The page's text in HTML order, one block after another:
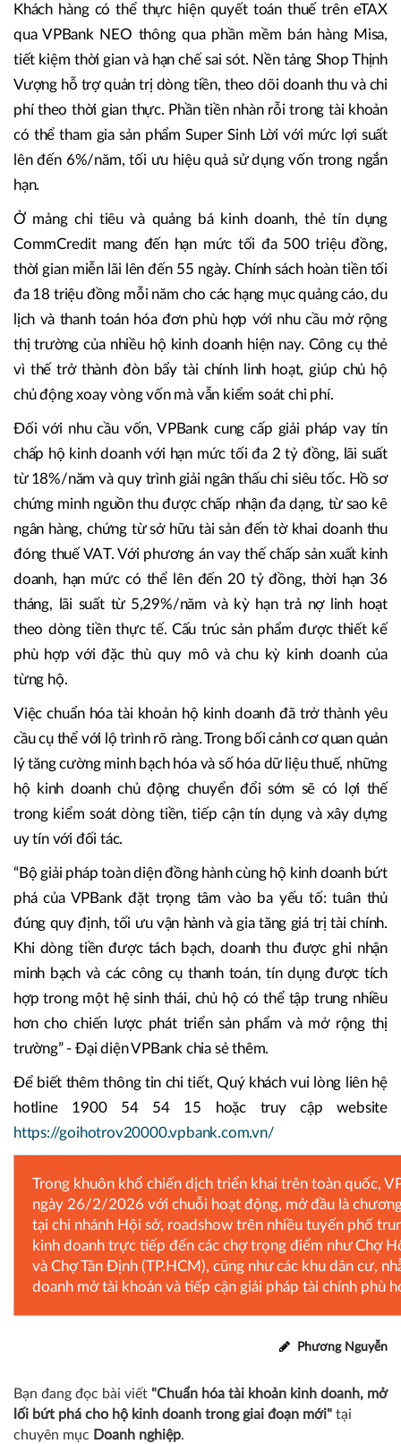
Khách hàng có thể thực hiện quyết toán thuế trên eTAX
qua VPBank NEO thông qua phần mềm bán hàng Misa,
tiết kiệm thời gian và hạn chế sai sót. Nền tảng Shop Thịnh
Vượng hỗ trợ quản trị dòng tiền, theo dõi doanh thu và chi
phí theo thời gian thực. Phần tiền nhàn rỗi trong tài khoản
có thể tham gia sản phẩm Super Sinh Lời với mức lợi suất
lên đến 6%/năm, tối ưu hiệu quả sử dụng vốn trong ngắn
hạn.
Ở mảng chi tiêu và quảng bá kinh doanh, thẻ tín dụng
CommCredit mang đến hạn mức tối đa 500 triệu đồng,
thời gian miễn lãi lên đến 55 ngày. Chính sách hoàn tiền tối
đa 18 triệu đồng mỗi năm cho các hạng mục quảng cáo, du
lịch và thanh toán hóa đơn phù hợp với nhu cầu mở rộng
thị trường của nhiều hộ kinh doanh hiện nay. Công cụ thẻ
vì thế trở thành đòn bẩy tài chính linh hoạt, giúp chủ hộ
chủ động xoay vòng vốn mà vẫn kiểm soát chi phí.
Đối với nhu cầu vốn, VPBank cung cấp giải pháp vay tín
chấp hộ kinh doanh với hạn mức tối đa 2 tỷ đồng, lãi suất
từ 18%/năm và quy trình giải ngân thấu chi siêu tốc. Hồ sơ
chứng minh nguồn thu được chấp nhận đa dạng, từ sao kê
ngân hàng, chứng từ sở hữu tài sản đến tờ khai doanh thu
đóng thuế VAT. Với phương án vay thế chấp sản xuất kinh
doanh, hạn mức có thể lên đến 20 tỷ đồng, thời hạn 36
tháng, lãi suất từ 5,29%/năm và kỳ hạn trả nợ linh hoạt
theo dòng tiền thực tế. Cấu trúc sản phẩm được thiết kế
phù hợp với đặc thù quy mô và chu kỳ kinh doanh của
từng hộ.
Việc chuẩn hóa tài khoản hộ kinh doanh đã trở thành yêu
cầu cụ thể với lộ trình rõ ràng. Trong bối cảnh cơ quan quản
lý tăng cường minh bạch hóa và số hóa dữ liệu thuế, những
hộ kinh doanh chủ động chuyển đổi sớm sẽ có lợi thế
trong kiểm soát dòng tiền, tiếp cận tín dụng và xây dựng
uy tín với đối tác.
“Bộ giải pháp toàn diện đồng hành cùng hộ kinh doanh bứt
phá của VPBank đặt trọng tâm vào ba yếu tố: tuân thủ
đúng quy định, tối ưu vận hành và gia tăng giá trị tài chính.
Khi dòng tiền được tách bạch, doanh thu được ghi nhận
minh bạch và các công cụ thanh toán, tín dụng được tích
hợp trong một hệ sinh thái, chủ hộ có thể tập trung nhiều
hơn cho chiến lược phát triển sản phẩm và mở rộng thị
trường” - Đại diện VPBank chia sẻ thêm.
Để biết thêm thông tin chi tiết, Quý khách vui lòng liên hệ
hotline 1900 54 54 15 hoặc truy cập website
https://goihotrov20000.vpbank.com.vn/
Trong khuôn khổ chiến dịch triển khai trên toàn quốc,
ngày 26/2/2026 với chuỗi hoạt động, mở đầu là
tại chi nhánh Hội sở, roadshow trên nhiều tuyến phố
kinh doanh trực tiếp đến các chợ trọng điểm như Chợ
và Chợ Tân Định (TP.HCM), cũng như các khu dân cư,
doanh mở tài khoản và tiếp cận giải pháp tài chính phù
Phương Nguyễn
Bạn đang đọc bài viết "Chuẩn hóa tài khoản kinh doanh, mở
lối bứt phá cho hộ kinh doanh trong giai đoạn mới" tại
chuyên mục Doanh nghiệp.